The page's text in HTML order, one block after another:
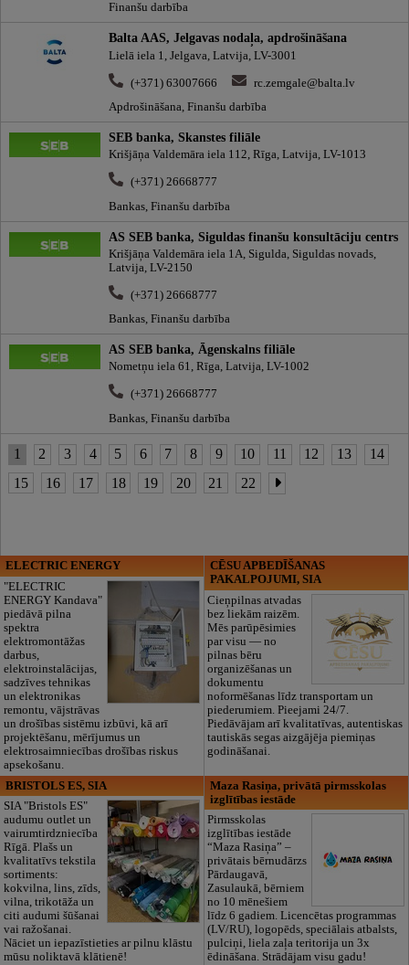
Finanšu darbība
Balta AAS, Jelgavas nodaļa, apdrošināšana
Lielā iela 1, Jelgava, Latvija, LV-3001
(+371) 63007666
rc.zemgale@balta.lv
Apdrošināšana, Finanšu darbība
SEB banka, Skanstes filiāle
Krišjāņa Valdemāra iela 112, Rīga, Latvija, LV-1013
(+371) 26668777
Bankas, Finanšu darbība
AS SEB banka, Siguldas finanšu konsultāciju centrs
Krišjāņa Valdemāra iela 1A, Sigulda, Siguldas novads,
Latvija, LV-2150
(+371) 26668777
Bankas, Finanšu darbība
AS SEB banka, Āgenskalns filiāle
Nometņu iela 61, Rīga, Latvija, LV-1002
(+371) 26668777
Bankas, Finanšu darbība
1 2 3 4 5 6 7 8 9 10 11 12 13
14
15
16 17 18 19 20 21 22
ELECTRIC ENERGY
"ELECTRIC
ENERGY Kandava"
piedāvā pilna
spektra
elektromontāžas
darbus,
elektroinstalācijas,
sadzīves tehnikas
un elektronikas
remontu, vājstrāvas
un drošības sistēmu izbūvi, kā arī
projektēšanu, mērījumus un
elektrosaimniecības drošības riskus
apsekošanu.
CĒSU APBEDĪŠANAS
PAKALPOJUMI, SIA
Cieņpilnas atvadas
bez liekām raizēm.
Mēs parūpēsimies
par visu — no
pilnas bēru
organizēšanas un
dokumentu
noformēšanas līdz transportam un
piederumiem. Pieejami 24/7.
Piedāvājam arī kvalitatīvas, autentiskas
tautiskās segas aizgājēja piemiņas
godināšanai.
BRISTOLS ES, SIA
SIA "Bristols ES"
audumu outlet un
vairumtirdzniecība
Rīgā. Plašs un
kvalitatīvs tekstila
sortiments:
kokvilna, lins, zīds,
vilna, trikotāža un
citi audumi šūšanai
vai ražošanai.
Nāciet un iepazīstieties ar pilnu klāstu
mūsu noliktavā klātienē!
Maza Rasiņa, privātā pirmsskolas
izglītības iestāde
Pirmsskolas
izglītības iestāde
“Maza Rasiņa” –
privātais bērnudārzs
Pārdaugavā,
Zasulaukā, bērniem
no 10 mēnešiem
līdz 6 gadiem. Licencētas programmas
(LV/RU), logopēds, speciālais atbalsts,
pulciņi, liela zaļa teritorija un 3x
ēdināšana. Strādājam visu gadu!